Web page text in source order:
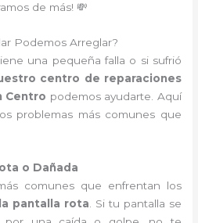
de más! 💸
Podemos Arreglar?
una pequeña falla o si sufrió
centro de reparaciones
Centro podemos ayudarte. Aquí
problemas más comunes que
o Dañada
comunes que enfrentan los
la pantalla rota . Si tu pantalla se